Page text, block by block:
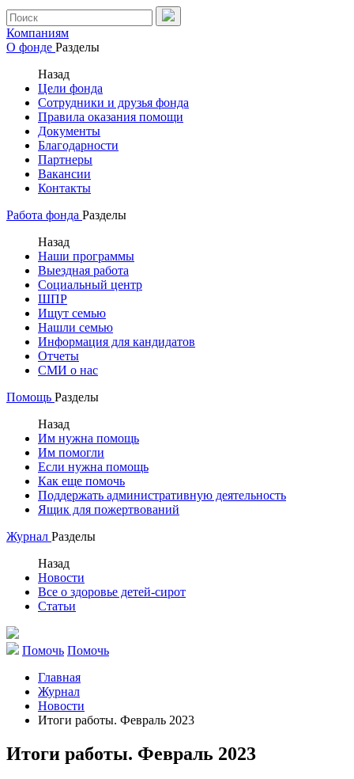
Компаниям
О фонде Разделы
Назад
Цели фонда
Сотрудники и друзья фонда
Правила оказания помощи
Документы
Благодарности
Партнеры
Вакансии
Контакты
Работа фонда Разделы
Назад
Наши программы
Выездная работа
Социальный центр
ШПР
Ищут семью
Нашли семью
Информация для кандидатов
Отчеты
СМИ о нас
Помощь Разделы
Назад
Им нужна помощь
Им помогли
Если нужна помощь
Как еще помочь
Поддержать административную деятельность
Ящик для пожертвований
Журнал Разделы
Назад
Новости
Все о здоровье детей-сирот
Статьи
Помочь Помочь
Главная
Журнал
Новости
Итоги работы. Февраль 2023
Итоги работы. Февраль 2023